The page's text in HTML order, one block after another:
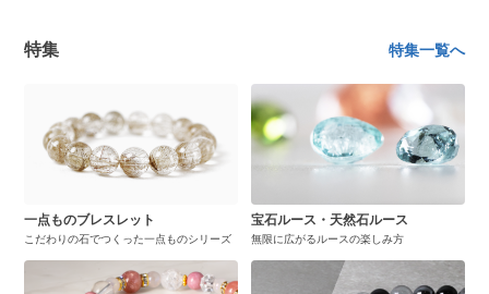
特集 特集一覧へ
一点ものブレスレット
こだわりの石でつくった一点ものシリーズ
宝石ルース・天然石ルース
無限に広がるルースの楽しみ方